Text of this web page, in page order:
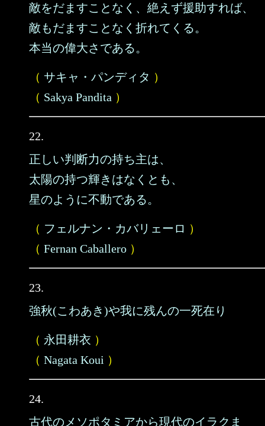
敵をだますことなく、絶えず援助すれば、
敵もだますことなく折れてくる。
本当の偉大さである。
（ サキャ・パンディタ ）
（ Sakya Pandita ）
22.
正しい判断力の持ち主は、
太陽の持つ輝きはなくとも、
星のように不動である。
（ フェルナン・カバリェーロ ）
（ Fernan Caballero ）
23.
強秋(こわあき)や我に残んの一死在り
（ 永田耕衣 ）
（ Nagata Koui ）
24.
古代のメソポタミアから現代のイラクま